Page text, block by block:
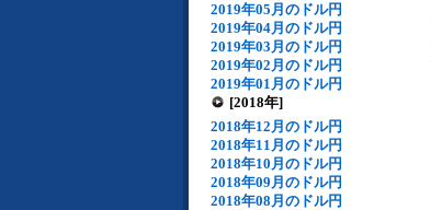
2019年05月のドル円
2019年04月のドル円
2019年03月のドル円
2019年02月のドル円
2019年01月のドル円
[2018年]
2018年12月のドル円
2018年11月のドル円
2018年10月のドル円
2018年09月のドル円
2018年08月のドル円